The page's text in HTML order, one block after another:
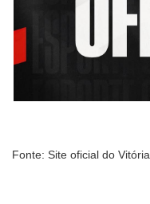
Fonte: Site oficial do Vitória